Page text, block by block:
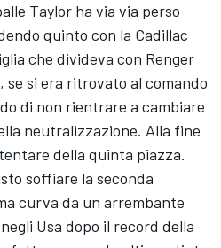
Taylor ha via via perso
quinto con la Cadillac
che divideva con Renger
se si era ritrovato al comando
di non rientrare a cambiare
neutralizzazione. Alla fine
della quinta piazza.
soffiare la seconda
curva da un arrembante
Usa dopo il record della